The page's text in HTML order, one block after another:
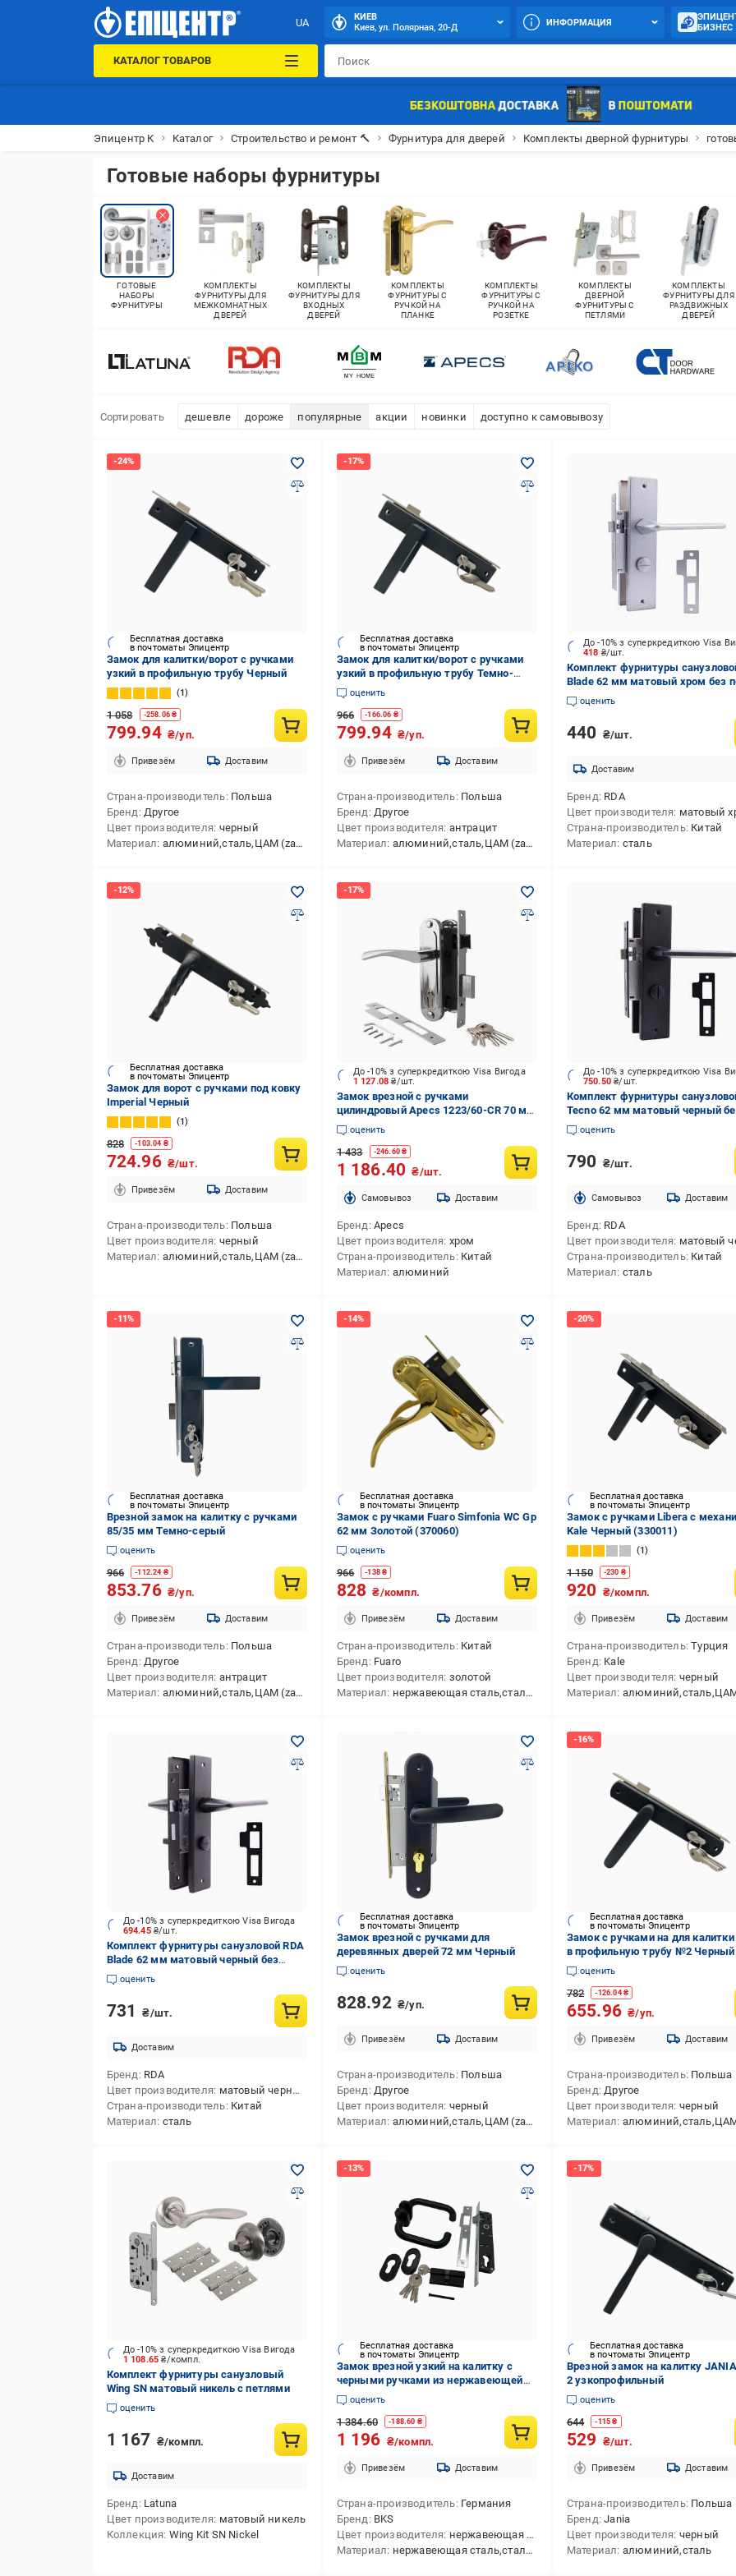
UA
КИЕВ
Киев, ул. Полярная, 20-Д
ИНФОРМАЦИЯ
БИЗНЕС
КАТАЛОГ ТОВАРОВ
Эпицентр К Каталог Строительство и ремонт 🔨 Фурнитура для дверей Комплекты дверной фурнитуры
Готовые наборы фурнитуры
ГОТОВЫЕ
НАБОРЫ
ФУРНИТУРЫ
КОМПЛЕКТЫ
ФУРНИТУРЫ ДЛЯ
МЕЖКОМНАТНЫХ
ДВЕРЕЙ
КОМПЛЕКТЫ
ФУРНИТУРЫ ДЛЯ
ВХОДНЫХ
ДВЕРЕЙ
КОМПЛЕКТЫ
ФУРНИТУРЫ С
РУЧКОЙ НА
ПЛАНКЕ
КОМПЛЕКТЫ
ФУРНИТУРЫ С
РУЧКОЙ НА
РОЗЕТКЕ
КОМПЛЕКТЫ
ДВЕРНОЙ
ФУРНИТУРЫ С
ПЕТЛЯМИ
КОМПЛЕКТЫ
ФУРНИТУРЫ ДЛЯ
РАЗДВИЖНЫХ
ДВЕРЕЙ
Сортировать дешевле дороже популярные акции новинки доступно к самовывозу
Бесплатная доставка
в почтоматы Эпицентр
Замок для калитки/ворот с ручками
узкий в профильную трубу Черный
1
1 058 -258.06₴
799.94 ₴/уп.
Привезём Доставим
Страна-производитель Польша
Бренд Другое
Цвет производителя черный
Материал алюминий,сталь,ЦАМ (zamak)
Бесплатная доставка
в почтоматы Эпицентр
Замок для калитки/ворот с ручками
узкий в профильную трубу Темно-
серыйоценить
966 -166.06 ₴
799.94 ₴/уп.
Привезём Доставим
Страна-производитель Польша
Бренд Другое
Цвет производителя антрацит
Материал алюминий,сталь,ЦАМ (zamak)
418 ₴/шт.
До -10% з суперкредиткою Visa
Комплект фурнитуры
Blade 62 мм матовый хром без
оценить
440 ₴/шт.
Доставим
Бренд RDA
Цвет производителя матовый
Страна-производитель Китай
Материал сталь
Бесплатная доставка
в почтоматы Эпицентр
Замок для ворот с ручками под ковку
Imperial Черный
1
828 -103.04 ₴
724.96 ₴/шт.
Привезём Доставим
Страна-производитель Польша
Цвет производителя черный
Материал алюминий,сталь,ЦАМ (zamak)
1 127.08₴/шт.
До -10% з суперкредиткою Visa Вигода
Замок врезной с ручками
цилиндровый Apecs 1223/60-CR 70 мм
хром без петель
оценить
1 433 -246.60 ₴
1 186.40 ₴/шт.
Cамовывоз Доставим
Бренд Apecs
Цвет производителя хром
Страна-производитель Китай
Материал алюминий
750.50₴/шт.
До -10% з суперкредиткою Visa
Комплект фурнитуры
Tecno 62 мм матовый черный
петельоценить
790 ₴/шт.
Cамовывоз Доставим
Бренд RDA
Цвет производителя матовый
Страна-производитель Китай
Материал сталь
Бесплатная доставка
в почтоматы Эпицентр
Врезной замок на калитку с ручками
85/35 мм Темно-серый
оценить
966 -112.24 ₴
853.76 ₴/уп.
Привезём Доставим
Страна-производитель Польша
Бренд Другое
Цвет производителя антрацит
Материал алюминий,сталь,ЦАМ (zamak)
Бесплатная доставка
в почтоматы Эпицентр
Замок с ручками Fuaro Simfonia WC Gp
62 мм Золотой (370060)
оценить
966 -138 ₴
828 ₴/компл.
Привезём Доставим
Страна-производитель Китай
Бренд Fuaro
Цвет производителя золотой
Материал нержавеющая сталь,сталь,ЦАМ (zamak)
Бесплатная доставка
в почтоматы Эпицентр
Замок с ручками Libera с
Kale Черный (330011)
1
1 150 -230 ₴
920 ₴/компл.
Привезём Доставим
Страна-производитель Турция
Бренд Kale
Цвет производителя черный
Материал алюминий,сталь,ЦАМ
694.45 ₴/шт.
До -10% з суперкредиткою Visa Вигода
Комплект фурнитуры санузловой RDA
Blade 62 мм матовый черный без
петельоценить
731 ₴/шт.
Доставим
Бренд RDA
Цвет производителя матовый черный
Страна-производитель Китай
Материал сталь
Бесплатная доставка
в почтоматы Эпицентр
Замок врезной с ручками для
деревянных дверей 72 мм Черный
оценить
828.92 ₴/уп.
Привезём Доставим
Страна-производитель Польша
Бренд Другое
Цвет производителя черный
Материал алюминий,сталь,ЦАМ (zamak)
Бесплатная доставка
в почтоматы Эпицентр
Замок с ручками на для калитки
в профильную трубу №2 Черный
оценить
782 -126.04₴
655.96 ₴/уп.
Привезём Доставим
Страна-производитель Польша
Бренд Другое
Цвет производителя черный
Материал алюминий,сталь,ЦАМ
1 108.65₴/компл.
До -10% з суперкредиткою Visa Вигода
Комплект фурнитуры санузловый
Wing SN матовый никель с петлями
оценить
1 167 ₴/компл.
Доставим
Бренд Latuna
Цвет производителя матовый никель
Коллекция Wing Kit SN Nickel
Бесплатная доставка
в почтоматы Эпицентр
Замок врезной узкий на калитку с
черными ручками из нержавеющей
стали BKS гнутые (260081)
оценить
1 384.60 -188.60 ₴
1 196 ₴/компл.
Привезём Доставим
Страна-производитель Германия
Бренд BKS
Цвет производителя нержавеющая сталь,матовый никель
Материал нержавеющая сталь,сталь,ЦАМ (zamak)
Бесплатная доставка
в почтоматы Эпицентр
Врезной замок на калитку
2 узкопрофильный
оценить
644 -115 ₴
529 ₴/шт.
Привезём Доставим
Страна-производитель Польша
Бренд Jania
Цвет производителя черный
Материал алюминий,сталь